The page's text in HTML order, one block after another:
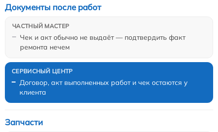
Чек и акт обычно не выдаёт — подтвердить факт
ремонта нечем
Документы после работ
Договор, акт выполненных работ и чек остаются у
клиента
Запчасти